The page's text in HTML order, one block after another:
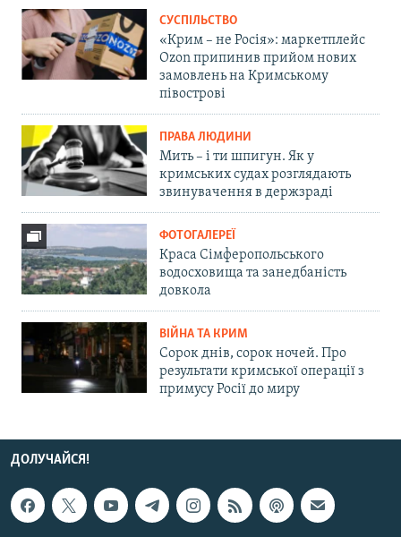
СУСПІЛЬСТВО
«Крим – не Росія»: маркетплейс
Ozon припинив прийом нових
замовлень на Кримському
півострові
ПРАВА ЛЮДИНИ
Мить – і ти шпигун. Як у
кримських судах розглядають
звинувачення в держзраді
ФОТОГАЛЕРЕЇ
Краса Сімферопольського
водосховища та занедбаність
довкола
ВІЙНА ТА КРИМ
Сорок днів, сорок ночей. Про
результати кримської операції з
примусу Росії до миру
ДОЛУЧАЙСЯ!